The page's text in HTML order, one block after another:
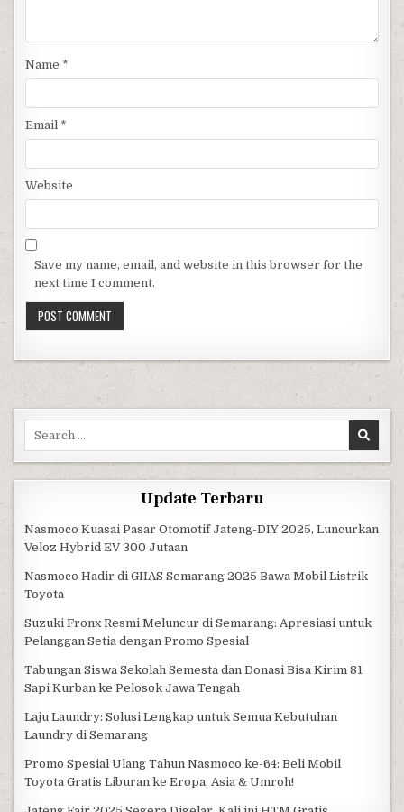
Name *
Email *
Website
Save my name, email, and website in this browser for the
next time I comment.
Update Terbaru
Nasmoco Kuasai Pasar Otomotif Jateng-DIY 2025, Luncurkan
Veloz Hybrid EV 300 Jutaan
Nasmoco Hadir di GIIAS Semarang 2025 Bawa Mobil Listrik
Toyota
Suzuki Fronx Resmi Meluncur di Semarang: Apresiasi untuk
Pelanggan Setia dengan Promo Spesial
Tabungan Siswa Sekolah Semesta dan Donasi Bisa Kirim 81
Sapi Kurban ke Pelosok Jawa Tengah
Laju Laundry: Solusi Lengkap untuk Semua Kebutuhan
Laundry di Semarang
Promo Spesial Ulang Tahun Nasmoco ke-64: Beli Mobil
Toyota Gratis Liburan ke Eropa, Asia & Umroh!